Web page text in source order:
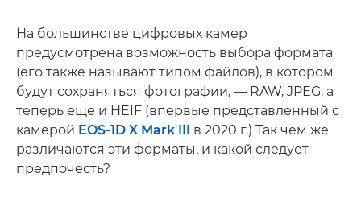
На большинстве цифровых камер
предусмотрена возможность выбора формата
(его также называют типом файлов), в котором
будут сохраняться фотографии, — RAW, JPEG, а
теперь еще и HEIF (впервые представленный с
камерой EOS-1D X Mark III в 2020 г.) Так чем же
различаются эти форматы, и какой следует
предпочесть?